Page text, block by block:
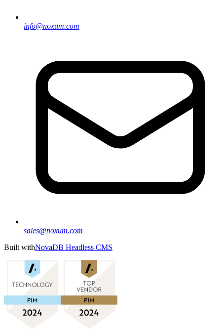
info@noxum.com
sales@noxum.com
Built withNovaDB Headless CMS